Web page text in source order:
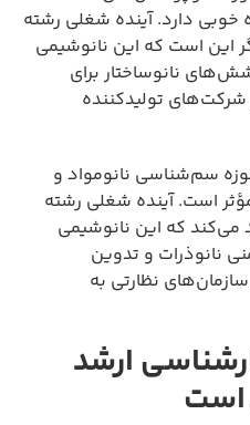
خوبی دارد. آینده شغلی رشته
این است که این نانوشیمی
نانوساختار برای
تولیدکننده
سم‌شناسی نانومواد و
است. آینده شغلی رشته
می‌کند که این نانوشیمی
نانوذرات و تدوین
نظارتی به
ارشد
است